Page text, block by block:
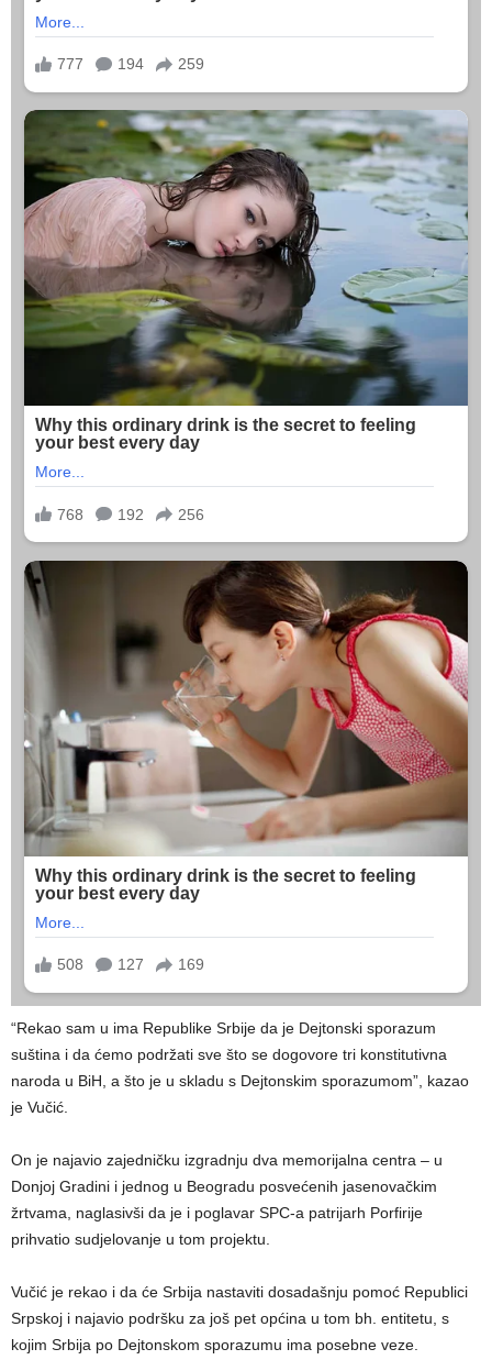
“Rekao sam u ima Republike Srbije da je Dejtonski sporazum
suština i da ćemo podržati sve što se dogovore tri konstitutivna
naroda u BiH, a što je u skladu s Dejtonskim sporazumom”, kazao
je Vučić.
On je najavio zajedničku izgradnju dva memorijalna centra – u
Donjoj Gradini i jednog u Beogradu posvećenih jasenovačkim
žrtvama, naglasivši da je i poglavar SPC-a patrijarh Porfirije
prihvatio sudjelovanje u tom projektu.
Vučić je rekao i da će Srbija nastaviti dosadašnju pomoć Republici
Srpskoj i najavio podršku za još pet općina u tom bh. entitetu, s
kojim Srbija po Dejtonskom sporazumu ima posebne veze.